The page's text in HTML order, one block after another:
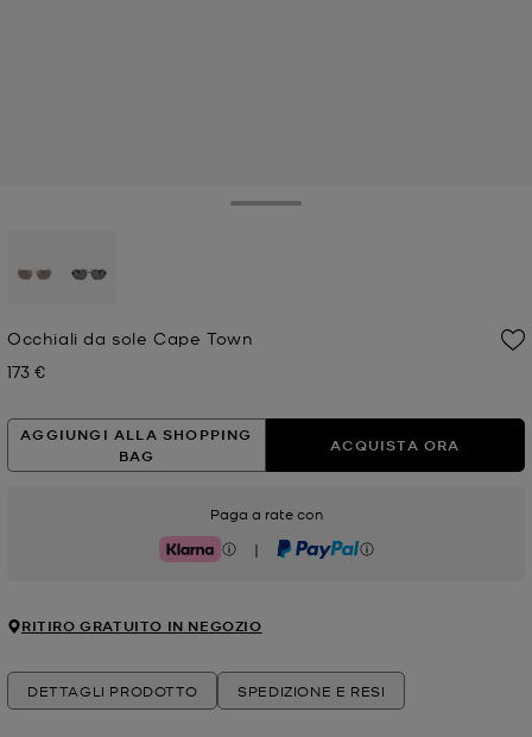
Occhiali da sole Cape Town
Prezzo attuale
173 €
AGGIUNGI ALLA SHOPPING
BAG
ACQUISTA ORA
Paga a rate con
Klarna | PayPal
RITIRO GRATUITO IN NEGOZIO
DETTAGLI PRODOTTO SPEDIZIONE E RESI